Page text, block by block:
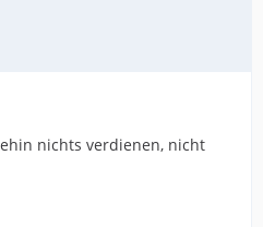
nichts verdienen, nicht